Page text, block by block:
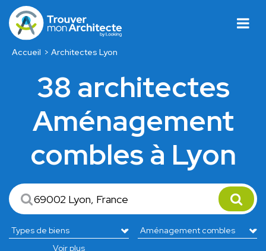
Accueil Architectes Lyon
38 architectes
Aménagement
combles à Lyon
Voir plus